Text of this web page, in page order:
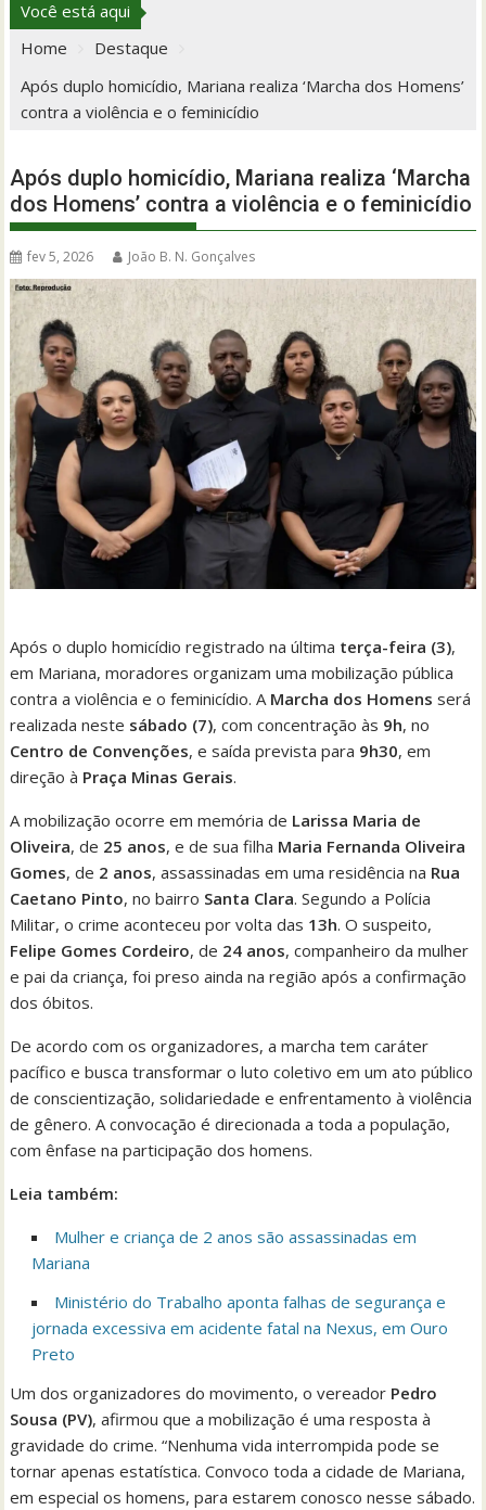
Você está aqui
Home
Destaque
Após duplo homicídio, Mariana realiza ‘Marcha dos Homens’
contra a violência e o feminicídio
Após duplo homicídio, Mariana realiza ‘Marcha
dos Homens’ contra a violência e o feminicídio
fev 5, 2026 João B. N. Gonçalves
Após o duplo homicídio registrado na última terça-feira (3),
em Mariana, moradores organizam uma mobilização pública
contra a violência e o feminicídio. A Marcha dos Homens será
realizada neste sábado (7), com concentração às 9h, no
Centro de Convenções, e saída prevista para 9h30, em
direção à Praça Minas Gerais.
A mobilização ocorre em memória de Larissa Maria de
Oliveira, de 25 anos, e de sua filha Maria Fernanda Oliveira
Gomes, de 2 anos, assassinadas em uma residência na Rua
Caetano Pinto, no bairro Santa Clara. Segundo a Polícia
Militar, o crime aconteceu por volta das 13h. O suspeito,
Felipe Gomes Cordeiro, de 24 anos, companheiro da mulher
e pai da criança, foi preso ainda na região após a confirmação
dos óbitos.
De acordo com os organizadores, a marcha tem caráter
pacífico e busca transformar o luto coletivo em um ato público
de conscientização, solidariedade e enfrentamento à violência
de gênero. A convocação é direcionada a toda a população,
com ênfase na participação dos homens.
Leia também:
Mulher e criança de 2 anos são assassinadas em
Mariana
Ministério do Trabalho aponta falhas de segurança e
jornada excessiva em acidente fatal na Nexus, em Ouro
Preto
Um dos organizadores do movimento, o vereador Pedro
Sousa (PV), afirmou que a mobilização é uma resposta à
gravidade do crime. “Nenhuma vida interrompida pode se
tornar apenas estatística. Convoco toda a cidade de Mariana,
em especial os homens, para estarem conosco nesse sábado.